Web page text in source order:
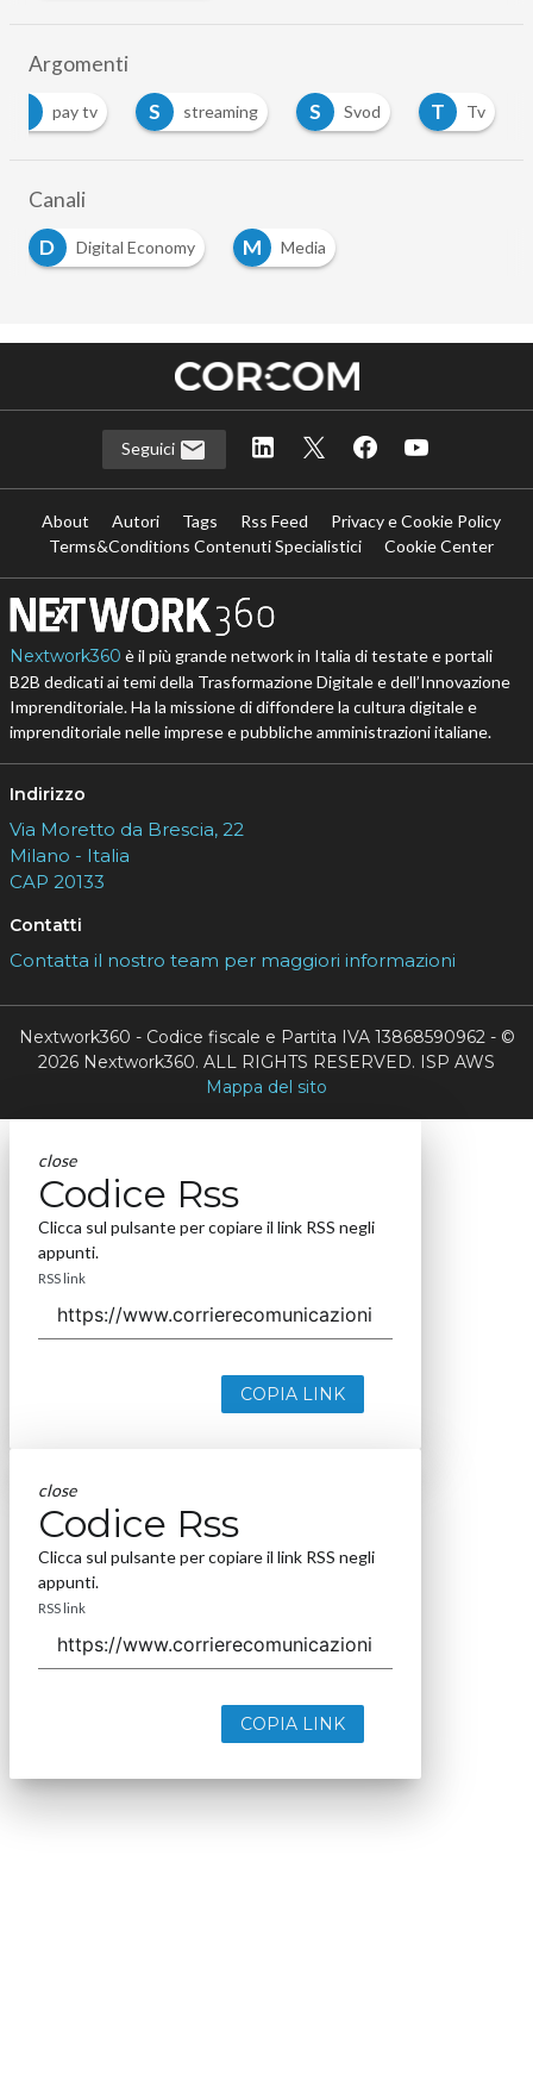
Argomenti
pay tv S streaming S Svod T Tv
Canali
D
Digital Economy M Media
Seguici
About Autori Tags Rss Feed
Privacy e Cookie Policy
Terms&Conditions Contenuti Specialistici
Cookie Center
Nextwork360 è il più grande network in Italia di testate e portali
B2B dedicati ai temi della Trasformazione Digitale e dell’Innovazione
Imprenditoriale. Ha la missione di diffondere la cultura digitale e
imprenditoriale nelle imprese e pubbliche amministrazioni italiane.
Indirizzo
Via Moretto da Brescia, 22
Milano - Italia
CAP 20133
Contatti
Contatta il nostro team per maggiori informazioni
Nextwork360 - Codice fiscale e Partita IVA 13868590962 - ©
2026 Nextwork360. ALL RIGHTS RESERVED. ISP AWS
Mappa del sito
close
Codice Rss
Clicca sul pulsante per copiare il link RSS negli
appunti.
RSS link
COPIA LINK
close
Codice Rss
Clicca sul pulsante per copiare il link RSS negli
appunti.
RSS link
COPIA LINK